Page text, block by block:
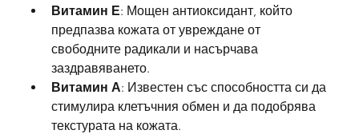
Витамин Е: Мощен антиоксидант, който
предпазва кожата от увреждане от
свободните радикали и насърчава
заздравяването.
Витамин А: Известен със способността си да
стимулира клетъчния обмен и да подобрява
текстурата на кожата.